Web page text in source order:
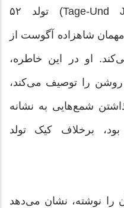
شرح‌حال خود (Tage-Und Jahreshefte) تولد ۵۲
شاهزاده آگوست از
او در این خاطره،
با حدود ۵۰ شمع روشن را توصیف می‌کند،
شمع‌هایی به نشانه
برخلاف کیک تولد
را نوشته، نشان می‌دهد